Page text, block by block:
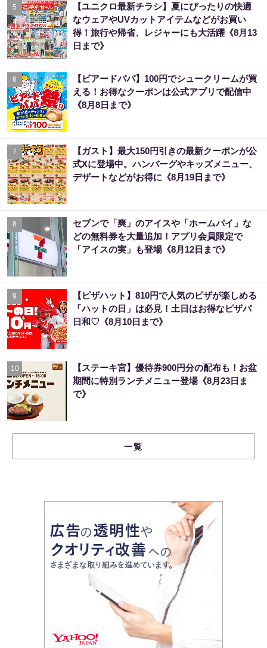
5
【ユニクロ最新チラシ】夏にぴったりの快適
なウェアやUVカットアイテムなどがお買い
得！旅行や帰省、レジャーにも大活躍《8月13
日まで》
6
【ビアードパパ】100円でシュークリームが買
える！お得なクーポンは公式アプリで配信中
《8月8日まで》
7
【ガスト】最大150円引きの最新クーポンが公
式Xに登場中。ハンバーグやキッズメニュー、
デザートなどがお得に《8月19日まで》
8
セブンで「爽」のアイスや「ホームパイ」な
どの無料券を大量追加！アプリ会員限定で
「アイスの実」も登場《8月12日まで》
9
【ピザハット】810円で人気のピザが楽しめる
「ハットの日」は必見！土日はお得なピザパ
日和♡《8月10日まで》
10
【ステーキ宮】優待券900円分の配布も！お盆
期間に特別ランチメニュー登場《8月23日ま
で》
一覧